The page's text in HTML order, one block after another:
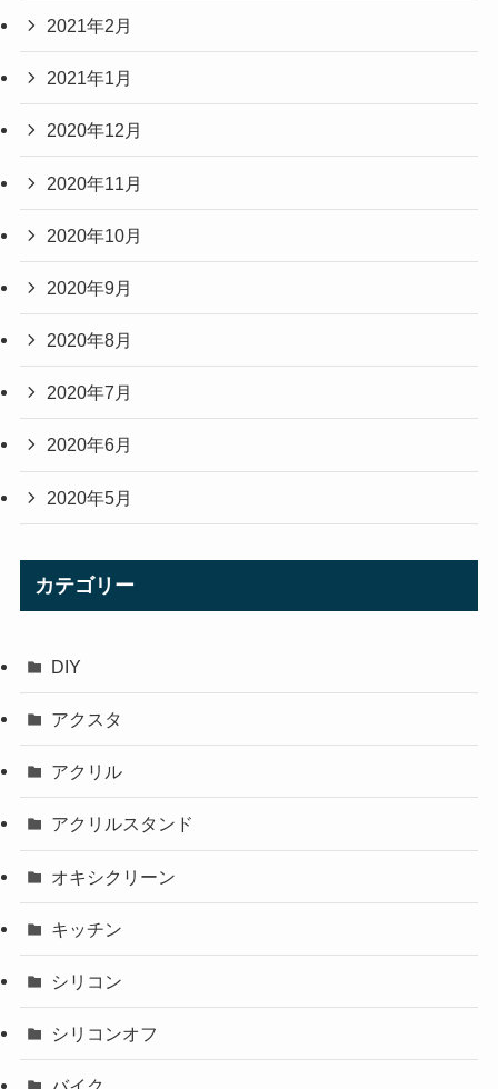
2021年2月
2021年1月
2020年12月
2020年11月
2020年10月
2020年9月
2020年8月
2020年7月
2020年6月
2020年5月
カテゴリー
DIY
アクスタ
アクリル
アクリルスタンド
オキシクリーン
キッチン
シリコン
シリコンオフ